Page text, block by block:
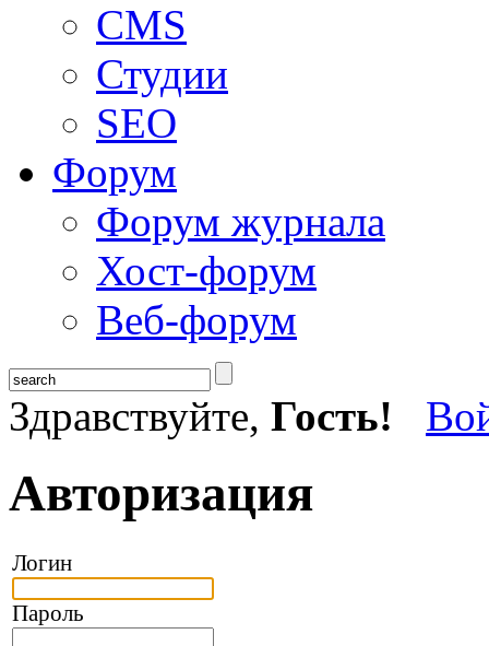
CMS
Студии
SEO
Форум
Форум журнала
Хост-форум
Веб-форум
Здравствуйте, Гость!
Авторизация
Логин
Пароль